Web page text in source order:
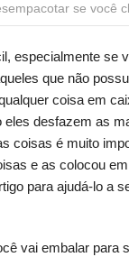
se você
especialmente se
que não
coisa em
desfazem as
coisas é muito
e as colocou
para ajudá-lo a
vai embalar